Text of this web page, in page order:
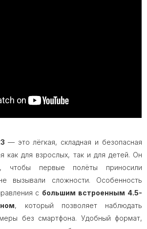
— это лёгкая, складная и безопасная
как для взрослых, так и для детей. Он
чтобы первые полёты приносили
вызывали сложности. Особенность
с большим встроенным 4.5-
, который позволяет наблюдать
без смартфона. Удобный формат,